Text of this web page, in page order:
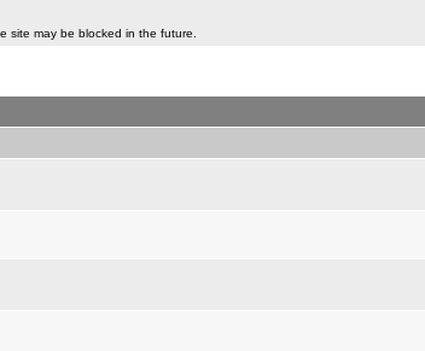
site may be blocked in the future.